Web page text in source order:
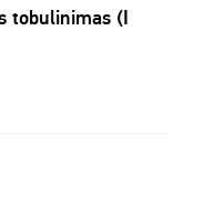
tobulinimas (I